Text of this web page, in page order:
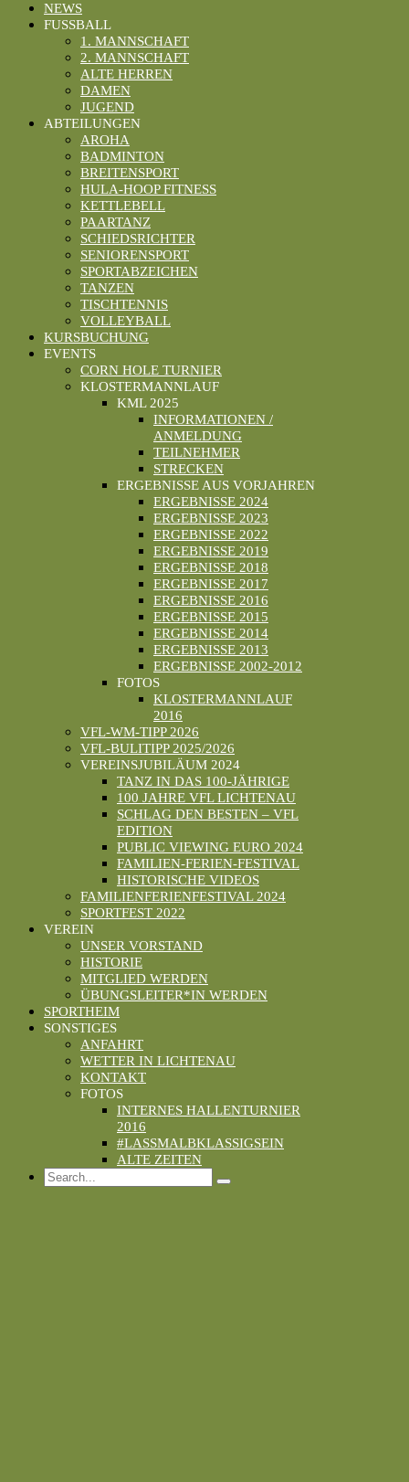
NEWS
FUSSBALL
1. MANNSCHAFT
2. MANNSCHAFT
ALTE HERREN
DAMEN
JUGEND
ABTEILUNGEN
AROHA
BADMINTON
BREITENSPORT
HULA-HOOP FITNESS
KETTLEBELL
PAARTANZ
SCHIEDSRICHTER
SENIORENSPORT
SPORTABZEICHEN
TANZEN
TISCHTENNIS
VOLLEYBALL
KURSBUCHUNG
EVENTS
CORN HOLE TURNIER
KLOSTERMANNLAUF
KML 2025
INFORMATIONEN /
ANMELDUNG
TEILNEHMER
STRECKEN
ERGEBNISSE AUS VORJAHREN
ERGEBNISSE 2024
ERGEBNISSE 2023
ERGEBNISSE 2022
ERGEBNISSE 2019
ERGEBNISSE 2018
ERGEBNISSE 2017
ERGEBNISSE 2016
ERGEBNISSE 2015
ERGEBNISSE 2014
ERGEBNISSE 2013
ERGEBNISSE 2002-2012
FOTOS
KLOSTERMANNLAUF
2016
VFL-WM-TIPP 2026
VFL-BULITIPP 2025/2026
VEREINSJUBILÄUM 2024
TANZ IN DAS 100-JÄHRIGE
100 JAHRE VFL LICHTENAU
SCHLAG DEN BESTEN – VFL
EDITION
PUBLIC VIEWING EURO 2024
FAMILIEN-FERIEN-FESTIVAL
HISTORISCHE VIDEOS
FAMILIENFERIENFESTIVAL 2024
SPORTFEST 2022
VEREIN
UNSER VORSTAND
HISTORIE
MITGLIED WERDEN
ÜBUNGSLEITER*IN WERDEN
SPORTHEIM
SONSTIGES
ANFAHRT
WETTER IN LICHTENAU
KONTAKT
FOTOS
INTERNES HALLENTURNIER
2016
#LASSMALBKLASSIGSEIN
ALTE ZEITEN
Search